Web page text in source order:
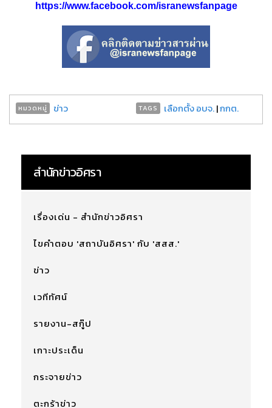
https://www.facebook.com/isranewsfanpage
หมวดหมู่ ข่าว TAGS เลือกตั้ง อบจ.|กกต.
สำนักข่าวอิศรา
เรื่องเด่น - สำนักข่าวอิศรา
ไขคำตอบ 'สถาบันอิศรา' กับ 'สสส.'
ข่าว
เวทีทัศน์
รายงาน-สกู๊ป
เกาะประเด็น
กระจายข่าว
ตะกร้าข่าว